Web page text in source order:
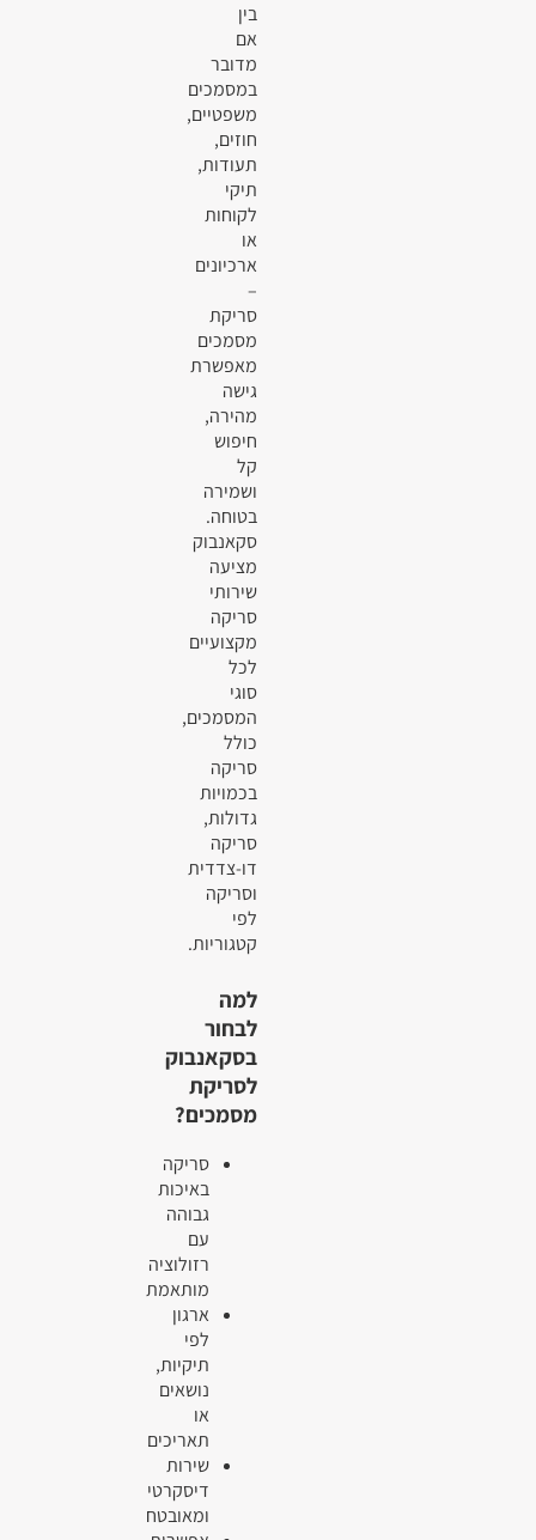
בין
אם
מדובר
במסמכים
משפטיים,
חוזים,
תעודות,
תיקי
לקוחות
או
ארכיונים
–
סריקת
מסמכים
מאפשרת
גישה
מהירה,
חיפוש
קל
ושמירה
בטוחה.
סקאנבוק
מציעה
שירותי
סריקה
מקצועיים
לכל
סוגי
המסמכים,
כולל
סריקה
בכמויות
גדולות,
סריקה
דו-צדדית
וסריקה
לפי
קטגוריות.
למה
לבחור
בסקאנבוק
לסריקת
מסמכים?
סריקה
באיכות
גבוהה
עם
רזולוציה
מותאמת
ארגון
לפי
תיקיות,
נושאים
או
תאריכים
שירות
דיסקרטי
ומאובטח